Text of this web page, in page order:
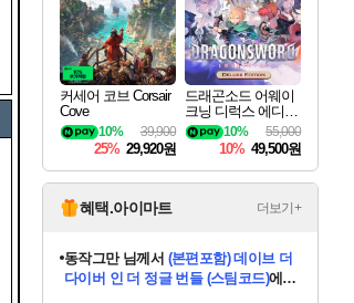
커세어 코브 Corsair
Cove
39,900
10%
25% 29,920원
드래곤소드 어웨이
크닝 디럭스 에디션
DragonSword Awake
ning Deluxe Edition
55,000
10%
10% 49,500원
혜택.아이마트 더보기+
동작그만님께서 (본편포함) 데이브 더
다이버 인 더 정글 번들 (스팀코드)에